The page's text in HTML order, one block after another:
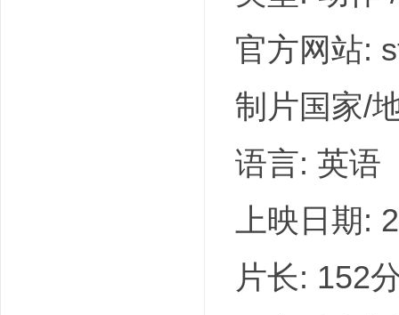
官方网站:
制片国家/
语言: 英语
上映日期:
片长: 152